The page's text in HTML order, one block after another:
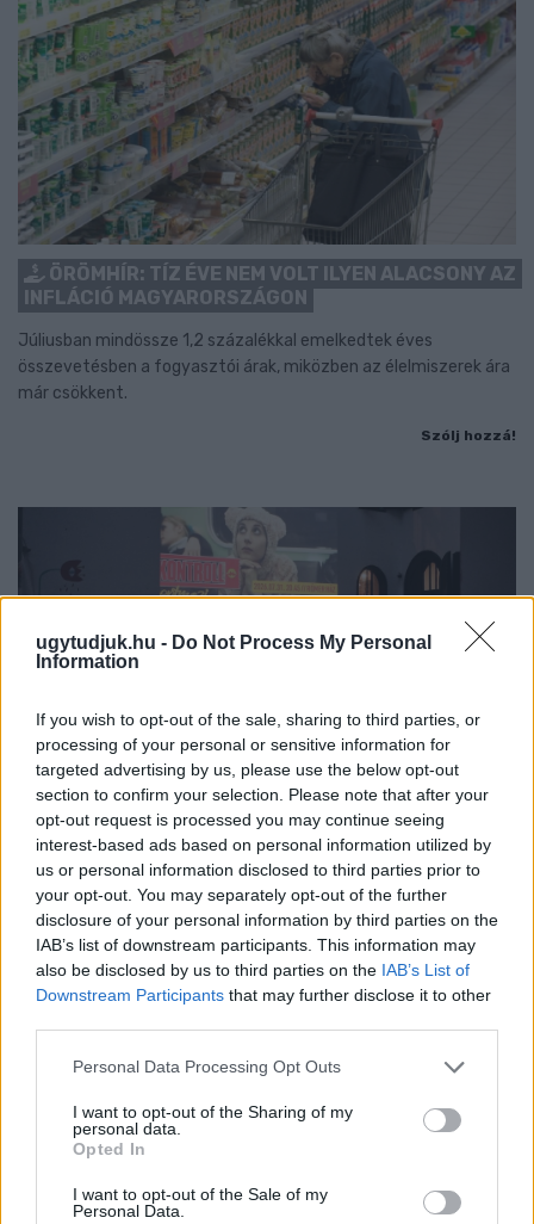
ugytudjuk.hu - Do Not Process My Personal
Information
If you wish to opt-out of the sale, sharing to third parties, or
processing of your personal or sensitive information for
targeted advertising by us, please use the below opt-out
section to confirm your selection. Please note that after your
opt-out request is processed you may continue seeing
interest-based ads based on personal information utilized by
us or personal information disclosed to third parties prior to
your opt-out. You may separately opt-out of the further
disclosure of your personal information by third parties on the
IAB’s list of downstream participants. This information may
also be disclosed by us to third parties on the IAB’s List of
Downstream Participants that may further disclose it to other
Please note that this website/app uses one or more Google
not limited to your visit or usage behaviour. You may click to
grant or deny consent to Google and its third-party tags to
use your data for below specified purposes in below Google
consent section.
Personal Data Processing Opt Outs
I want to opt-out of the Sharing of my
personal data.
Opted In
I want to opt-out of the Sale of my
Personal Data.
ÖRÖMHÍR: TÍZ ÉVE NEM VOLT ILYEN ALACSONY AZ
INFLÁCIÓ MAGYARORSZÁGON
Júliusban mindössze 1,2 százalékkal emelkedtek éves
összevetésben a fogyasztói árak, miközben az élelmiszerek ára
már csökkent.
Szólj hozzá!
A BAROKK ÖSSZES ÁRNYALATA ÉS MÉG EGY SOR
KIVÁLÓ PROGRAM VÁR MINDENKIT EZEN A HÉTVÉGÉN
GYŐRBEN
Középpontban a hagyományőrzés, de lesz Pogány Induló és
Majka koncert, jóga szeánsz, “borhajózás” és egy csomó minden